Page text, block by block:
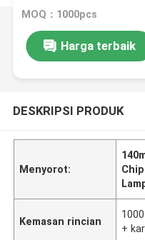
MOQ：1000pcs
Harga terbaik
DESKRIPSI PRODUK
Menyorot:
Kemasan rincian
+